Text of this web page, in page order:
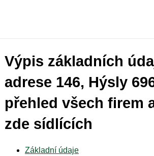
Výpis základních
adrese 146, Hýsly
přehled všech firem
zde sídlících
Základní údaje